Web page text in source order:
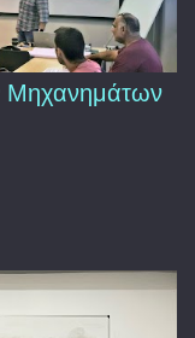
Μηχανημάτων